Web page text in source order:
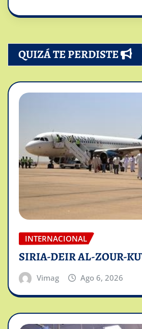
QUIZÁ TE PERDISTE
INTERNACIONAL
SIRIA-DEIR AL-ZOUR-
Vimag Ago 6, 2026